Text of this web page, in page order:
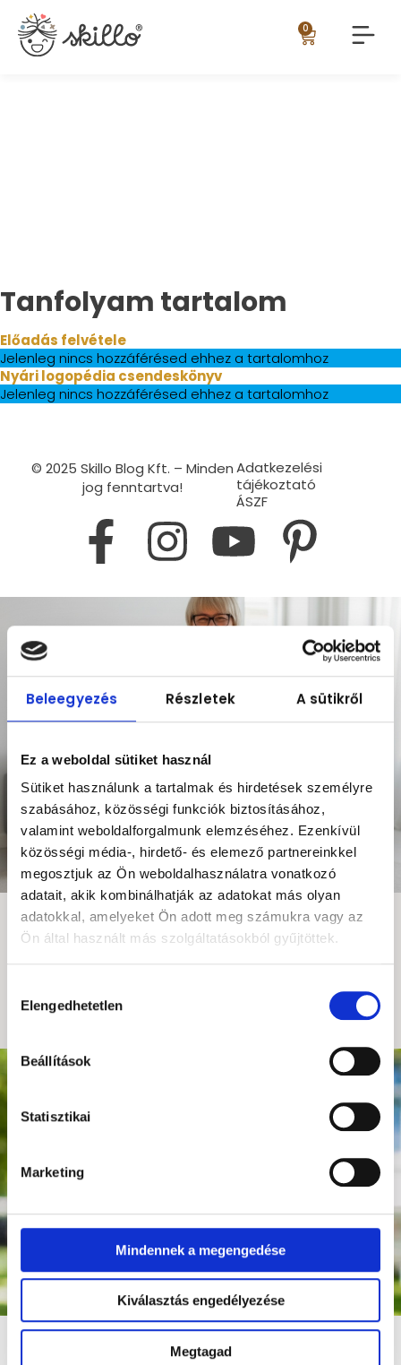
Beleegyezés Részletek A sütikről
Ez a weboldal sütiket használ
Sütiket használunk a tartalmak és hirdetések személyre
szabásához, közösségi funkciók biztosításához,
valamint weboldalforgalmunk elemzéséhez. Ezenkívül
közösségi média-, hirdető- és elemező partnereinkkel
megosztjuk az Ön weboldalhasználatra vonatkozó
adatait, akik kombinálhatják az adatokat más olyan
adatokkal, amelyeket Ön adott meg számukra vagy az
Ön által használt más szolgáltatásokból gyűjtöttek.
kiválasztása
Elengedhetetlen
Beállítások
Statisztikai
Marketing
Mindennek a megengedése
Kiválasztás engedélyezése
Megtagad
0
Tanfolyam tartalom
Előadás felvétele
Jelenleg nincs hozzáférésed ehhez a tartalomhoz
Nyári logopédia csendeskönyv
Jelenleg nincs hozzáférésed ehhez a tartalomhoz
© 2025 Skillo Blog Kft. – Minden
jog fenntartva!
Adatkezelési
tájékoztató
ÁSZF
10 éves a Skillo!
10+1 kurzus 10 ezer forintért!
Honnan tudhatom, hogy a